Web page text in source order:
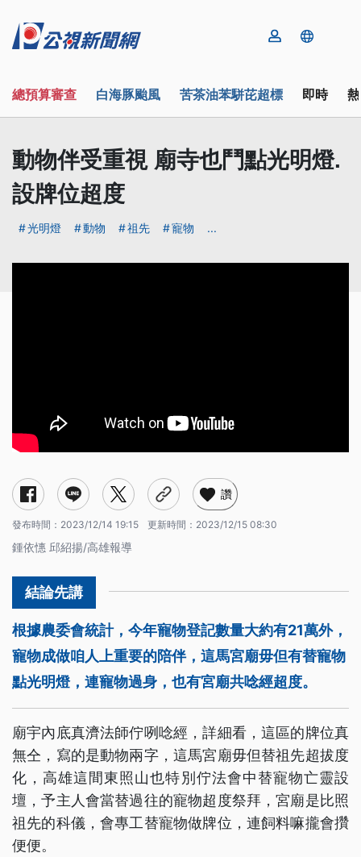
總預算審查 白海豚颱風 苦茶油苯駢芘超標 即時
動物伴受重視 廟寺也鬥點光明燈.
設牌位超度
光明燈 動物 祖先 寵物 ...
讚
發布時間： 2023/12/14 19:15 更新時間： 2023/12/15 08:30
鍾依憓 邱紹揚/高雄報導
根據農委會統計，今年寵物登記數量大約有21萬外，
寵物成做咱人上重要的陪伴，這馬宮廟毋但有替寵物
點光明燈，連寵物過身，也有宮廟共唸經超度。
廟宇內底真濟法師佇咧唸經，詳細看，這區的牌位真
無仝，寫的是動物兩字，這馬宮廟毋但替祖先超拔度
化，高雄這間東照山也特別佇法會中替寵物亡靈設
壇，予主人會當替過往的寵物超度祭拜，宮廟是比照
祖先的科儀，會專工替寵物做牌位，連飼料嘛攏會攢
便便。